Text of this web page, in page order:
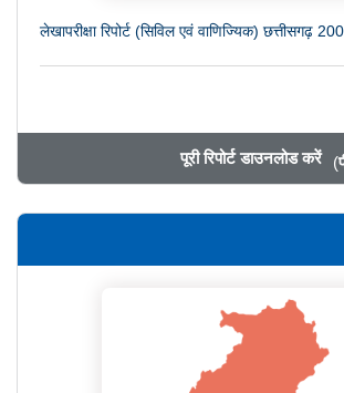
लेखापरीक्षा रिपोर्ट (सिविल एवं वाणिज्यिक) छत्तीसगढ़
पूरी रिपोर्ट डाउनलोड करें (